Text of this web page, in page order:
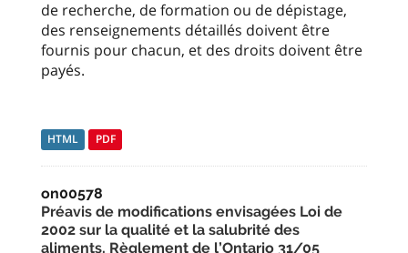
de recherche, de formation ou de dépistage,
des renseignements détaillés doivent être
fournis pour chacun, et des droits doivent être
payés.
HTML PDF
on00578
Préavis de modifications envisagées Loi de
2002 sur la qualité et la salubrité des
aliments, Règlement de l’Ontario 31/05